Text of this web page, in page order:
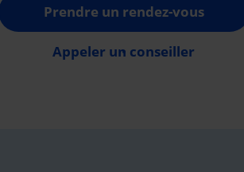
Prendre un rendez-vous
Appeler un conseiller